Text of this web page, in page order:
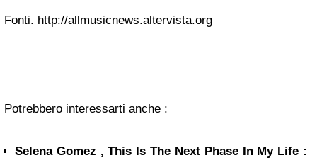
Fonti. http://allmusicnews.altervista.org
Potrebbero interessarti anche :
Selena Gomez , This Is The Next Phase In My Life :